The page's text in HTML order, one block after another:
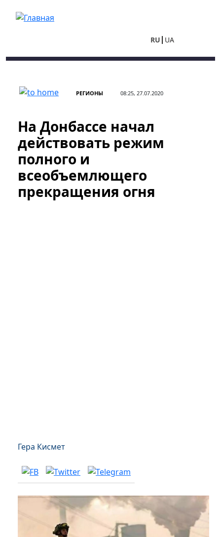
RU UA
РЕГИОНЫ 08:25, 27.07.2020
На Донбассе начал
действовать режим
полного и
всеобъемлющего
прекращения огня
Гера Кисмет